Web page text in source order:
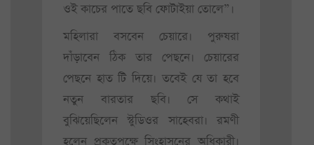
ওই কাচের পাতে ছবি ফোটাইয়া তোলে”।
মহিলারা বসবেন চেয়ারে। পুরুষরা
দাঁড়াবেন ঠিক তার পেছনে। চেয়ারের
পেছনে হাত টি দিয়ে। তবেই যে তা হবে
নতুন বারতার ছবি। সে কথাই
বুঝিয়েছিলেন স্টুডিওর সাহেবরা। রমণী